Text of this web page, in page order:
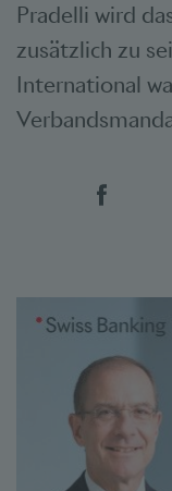
Pradelli wird
zusätzlich zu
International
Social